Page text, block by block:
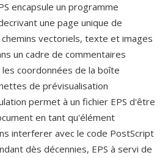
encapsule un programme
une page unique de
vectoriels, texte et images
un cadre de commentaires
coordonnées de la boîte
de prévisualisation
permet à un fichier EPS d'être
en tant qu'élément
interferer avec le code PostScript
dès décennies, EPS à servi de